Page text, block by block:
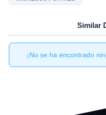
Similar
¡No se ha encontrado